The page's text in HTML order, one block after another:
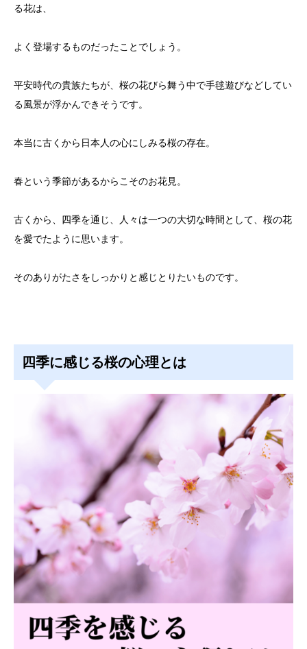
る花は、
よく登場するものだったことでしょう。
平安時代の貴族たちが、桜の花びら舞う中で手毬遊びなどしてい
る風景が浮かんできそうです。
本当に古くから日本人の心にしみる桜の存在。
春という季節があるからこそのお花見。
古くから、四季を通じ、人々は一つの大切な時間として、桜の花
を愛でたように思います。
そのありがたさをしっかりと感じとりたいものです。
四季に感じる桜の心理とは